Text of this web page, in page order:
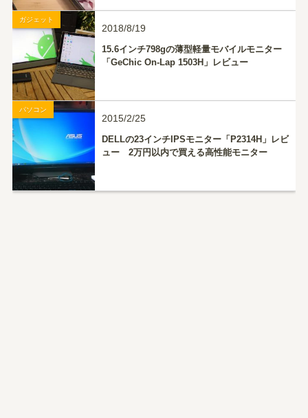
ガジェット
2018/8/19
15.6インチ798gの薄型軽量モバイルモニター
「GeChic On-Lap 1503H」レビュー
パソコン
2015/2/25
DELLの23インチIPSモニター「P2314H」レビ
ュー 2万円以内で買える高性能モニター